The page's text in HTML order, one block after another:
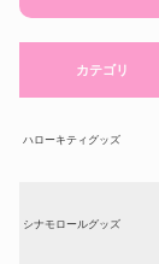
カテゴリ
ハローキティグッズ
シナモロールグッズ